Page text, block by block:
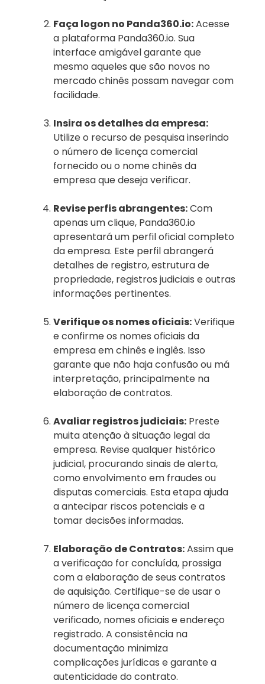
Faça logon no Panda360.io:Acesse
a plataforma Panda360.io. Sua
interface amigável garante que
mesmo aqueles que são novos no
mercado chinês possam navegar com
facilidade.
Insira os detalhes da empresa:
Utilize o recurso de pesquisa inserindo
o número de licença comercial
fornecido ou o nome chinês da
empresa que deseja verificar.
Revise perfis abrangentes:Com
apenas um clique, Panda360.io
apresentará um perfil oficial completo
da empresa. Este perfil abrangerá
detalhes de registro, estrutura de
propriedade, registros judiciais e outras
informações pertinentes.
Verifique os nomes oficiais:Verifique
e confirme os nomes oficiais da
empresa em chinês e inglês. Isso
garante que não haja confusão ou má
interpretação, principalmente na
elaboração de contratos.
Avaliar registros judiciais: Preste
muita atenção à situação legal da
empresa. Revise qualquer histórico
judicial, procurando sinais de alerta,
como envolvimento em fraudes ou
disputas comerciais. Esta etapa ajuda
a antecipar riscos potenciais e a
tomar decisões informadas.
Elaboração de Contratos:Assim que
a verificação for concluída, prossiga
com a elaboração de seus contratos
de aquisição. Certifique-se de usar o
número de licença comercial
verificado, nomes oficiais e endereço
registrado. A consistência na
documentação minimiza
complicações jurídicas e garante a
autenticidade do contrato.